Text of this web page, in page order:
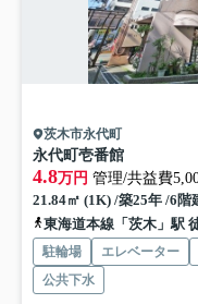
茨木市永代町
永代町壱番館
4.8万円 管理/共益費
21.84㎡ (1K) /築25年 /6階
東海道本線「茨木」駅
駐輪場 エレベーター
公共下水